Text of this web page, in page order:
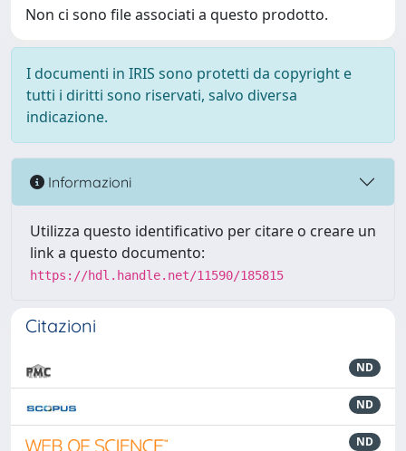
Non ci sono file associati a questo prodotto.
I documenti in IRIS sono protetti da copyright e
tutti i diritti sono riservati, salvo diversa
indicazione.
Informazioni
Utilizza questo identificativo per citare o creare un
link a questo documento:
https://hdl.handle.net/11590/185815
Citazioni
ND
ND
ND